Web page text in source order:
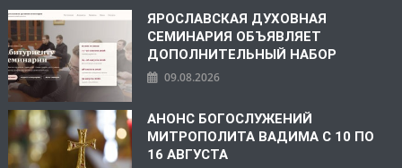
ЯРОСЛАВСКАЯ ДУХОВНАЯ
СЕМИНАРИЯ ОБЪЯВЛЯЕТ
ДОПОЛНИТЕЛЬНЫЙ НАБОР
09.08.2026
АНОНС БОГОСЛУЖЕНИЙ
МИТРОПОЛИТА ВАДИМА С 10 ПО
16 АВГУСТА